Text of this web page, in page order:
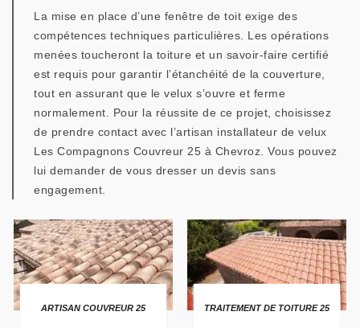
La mise en place d’une fenêtre de toit exige des
compétences techniques particulières. Les opérations
menées toucheront la toiture et un savoir-faire certifié
est requis pour garantir l’étanchéité de la couverture,
tout en assurant que le velux s’ouvre et ferme
normalement. Pour la réussite de ce projet, choisissez
de prendre contact avec l’artisan installateur de velux
Les Compagnons Couvreur 25 à Chevroz. Vous pouvez
lui demander de vous dresser un devis sans
engagement.
ARTISAN COUVREUR 25 TRAITEMENT DE TOITURE 25